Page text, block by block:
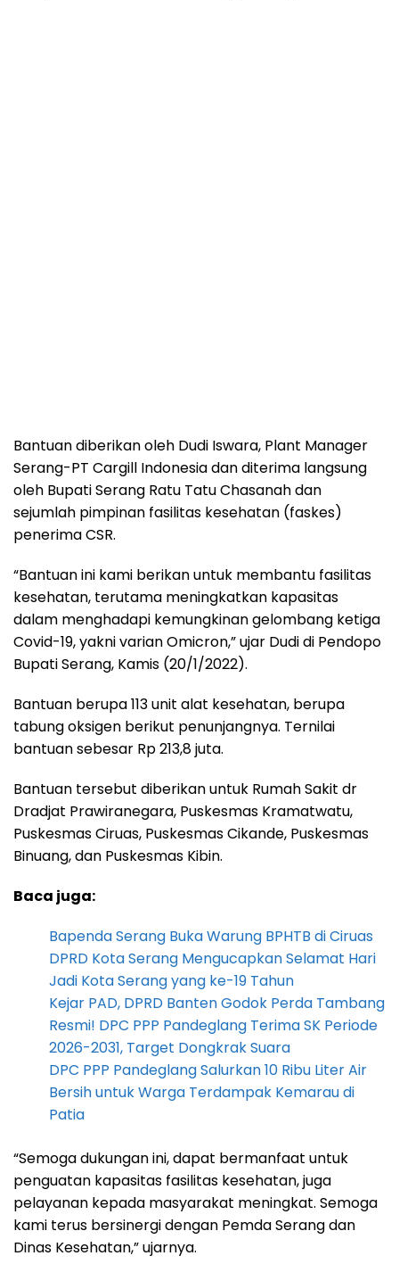
Bantuan diberikan oleh Dudi Iswara, Plant Manager
Serang-PT Cargill Indonesia dan diterima langsung
oleh Bupati Serang Ratu Tatu Chasanah dan
sejumlah pimpinan fasilitas kesehatan (faskes)
penerima CSR.
“Bantuan ini kami berikan untuk membantu fasilitas
kesehatan, terutama meningkatkan kapasitas
dalam menghadapi kemungkinan gelombang ketiga
Covid-19, yakni varian Omicron,” ujar Dudi di Pendopo
Bupati Serang, Kamis (20/1/2022).
Bantuan berupa 113 unit alat kesehatan, berupa
tabung oksigen berikut penunjangnya. Ternilai
bantuan sebesar Rp 213,8 juta.
Bantuan tersebut diberikan untuk Rumah Sakit dr
Dradjat Prawiranegara, Puskesmas Kramatwatu,
Puskesmas Ciruas, Puskesmas Cikande, Puskesmas
Binuang, dan Puskesmas Kibin.
Baca juga:
Bapenda Serang Buka Warung BPHTB di Ciruas
DPRD Kota Serang Mengucapkan Selamat Hari
Jadi Kota Serang yang ke-19 Tahun
Kejar PAD, DPRD Banten Godok Perda Tambang
Resmi! DPC PPP Pandeglang Terima SK Periode
2026-2031, Target Dongkrak Suara
DPC PPP Pandeglang Salurkan 10 Ribu Liter Air
Bersih untuk Warga Terdampak Kemarau di
Patia
“Semoga dukungan ini, dapat bermanfaat untuk
penguatan kapasitas fasilitas kesehatan, juga
pelayanan kepada masyarakat meningkat. Semoga
kami terus bersinergi dengan Pemda Serang dan
Dinas Kesehatan,” ujarnya.